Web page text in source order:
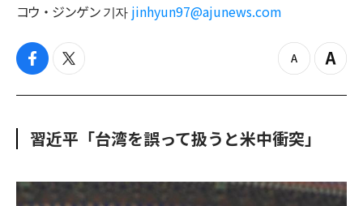
コウ・ジンゲン 기자 jinhyun97@ajunews.com
f
c
o
t
i
e
z
o
u
Z
o
習近平「台湾を誤って扱うと米中衝突」